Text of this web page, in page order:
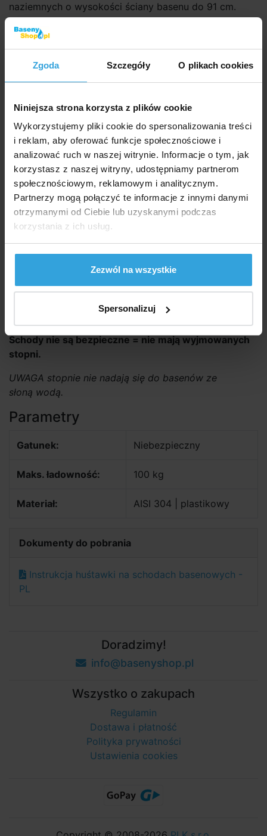
Zgoda Szczegóły O plikach cookies
Niniejsza strona korzysta z plików cookie
Wykorzystujemy pliki cookie do spersonalizowania treści
i reklam, aby oferować funkcje społecznościowe i
analizować ruch w naszej witrynie. Informacje o tym, jak
korzystasz z naszej witryny, udostępniamy partnerom
społecznościowym, reklamowym i analitycznym.
Partnerzy mogą połączyć te informacje z innymi danymi
otrzymanymi od Ciebie lub uzyskanymi podczas
korzystania z ich usług.
Zezwól na wszystkie
Spersonalizuj
naziemnych o wysokości ściany basenu do 91 cm.
Kod produktu:
Dostępność:
W Magazynie 4 szt
we czwartek u was
do koszyka
Zapytaj sprzedawcę
Szczegółowy opis
Szczegółowy opi
Schody mają trzy stopnie (stopnie) bez podestu.
Metalowa rama schodowa z plastikowymi stopniami.
ściany basenu do 91 cm.
Schody nie są bezpieczne = nie mają wyjmowanych
stopni.
UWAGA stopnie nie nadają się do basenów ze
słoną wodą.
Parametry
Gatunek: Niebezpieczny
Maks. ładowność: 100 kg
Materiał: AISI 304 | plastikowy
Dokumenty do pobrania
Instrukcja huśtawki na schodach basenowych -
PL
Doradzimy!
info@basenyshop.pl
Wszystko o zakupach
Regulamin
Dostawa i płatność
Polityka prywatności
Ustawienia cookies